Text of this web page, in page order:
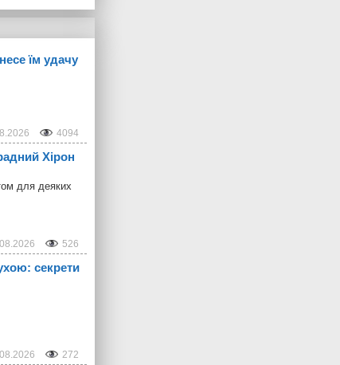
їм удачу
4094
Хірон
для деяких
526
секрети
272